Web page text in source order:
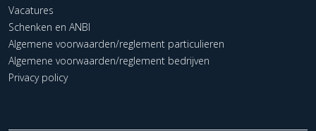
Vacatures
Schenken en ANBI
Algemene voorwaarden/reglement particulieren
Algemene voorwaarden/reglement bedrijven
Privacy policy